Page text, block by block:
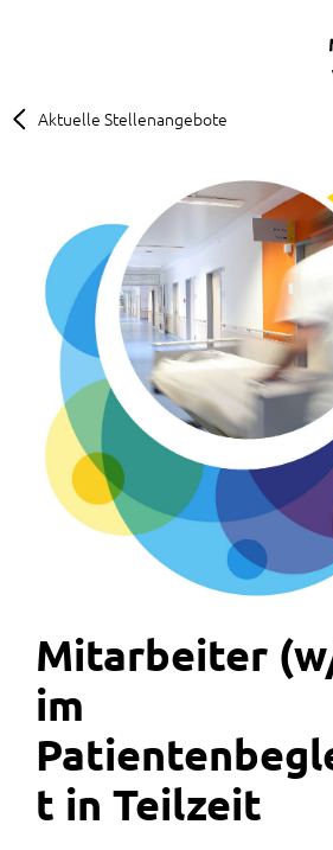
Aktuelle Stellenangebote
Mitarbeiter
im
t in Teilzeit